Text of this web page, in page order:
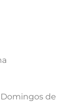
Domingos de